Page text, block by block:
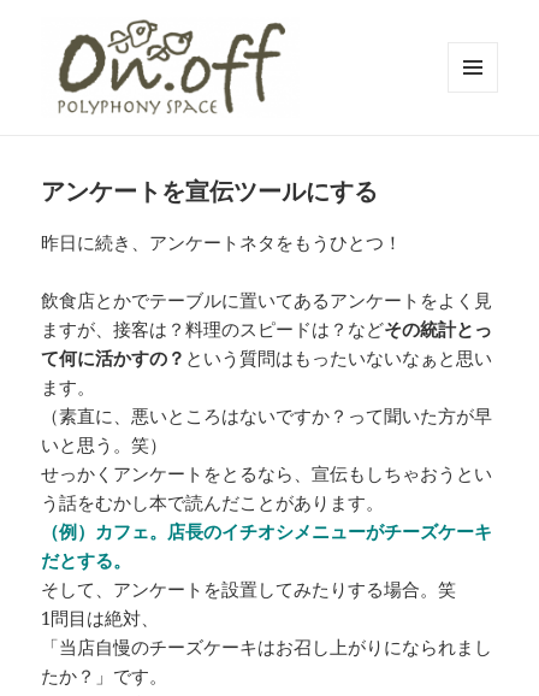
ニースペースオンオフ | 子どもと一
付きリフレッシュ空間・コワーキン
グスペース・シェアスペース・レン
タルスペース・一時預かり保育 | 子
連れでリフレッシュ*カフェのように
くつろぐ*親子イベントも
アンケートを宣伝ツールにする
昨日に続き、アンケートネタをもうひとつ！
飲食店とかでテーブルに置いてあるアンケートをよく見
ますが、接客は？料理のスピードは？などその統計とっ
て何に活かすの？ という質問はもったいないなぁと思い
ます。
（素直に、悪いところはないですか？って聞いた方が早
いと思う。笑）
せっかくアンケートをとるなら、宣伝もしちゃおうとい
う話をむかし本で読んだことがあります。
（例）カフェ。店長のイチオシメニューがチーズケーキ
だとする。
そして、アンケートを設置してみたりする場合。笑
1問目は絶対、
「当店自慢のチーズケーキはお召し上がりになられまし
たか？」です。